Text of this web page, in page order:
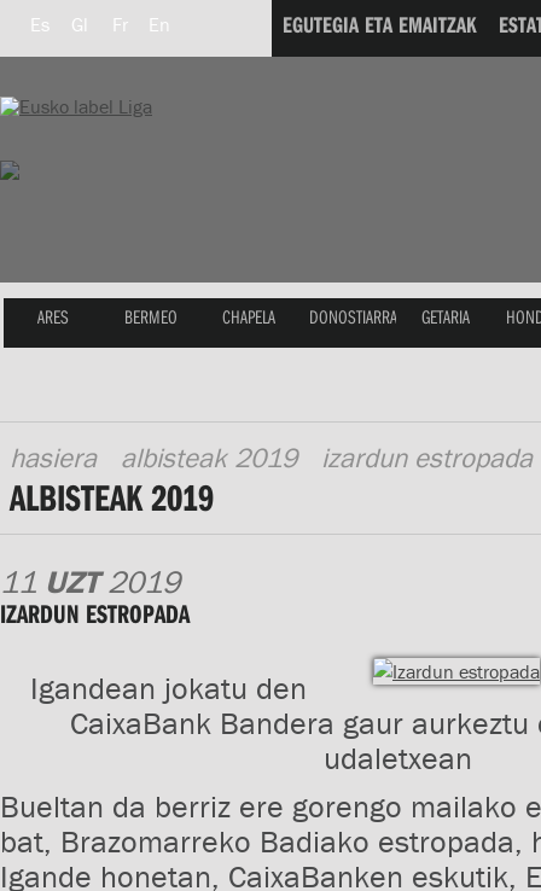
Es Gl Fr En EGUTEGIA ETA EMAITZAK
ARES BERMEO CHAPELA DONOSTIARRA GETARIA
hasiera albisteak 2019 izardun estropada
ALBISTEAK 2019
11 UZT2019
IZARDUN ESTROPADA
Igandean jokatu den
CaixaBank Bandera gaur
udaletxean
Bueltan da berriz ere gorengo mailako
bat, Brazomarreko Badiako estropada,
Igande honetan, CaixaBanken eskutik,